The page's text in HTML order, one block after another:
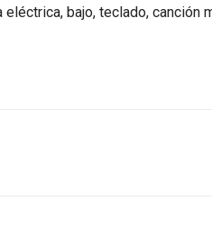
bajo, teclado,